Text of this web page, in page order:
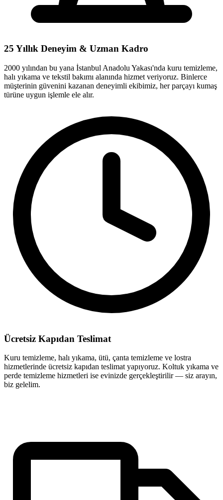
25 Yıllık Deneyim & Uzman Kadro
2000 yılından bu yana İstanbul Anadolu Yakası'nda kuru temizleme,
halı yıkama ve tekstil bakımı alanında hizmet veriyoruz. Binlerce
müşterinin güvenini kazanan deneyimli ekibimiz, her parçayı kumaş
türüne uygun işlemle ele alır.
Ücretsiz Kapıdan Teslimat
Kuru temizleme, halı yıkama, ütü, çanta temizleme ve lostra
hizmetlerinde ücretsiz kapıdan teslimat yapıyoruz. Koltuk yıkama ve
perde temizleme hizmetleri ise evinizde gerçekleştirilir — siz arayın,
biz gelelim.